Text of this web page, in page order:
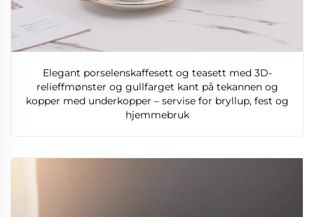
Elegant porselenskaffesett og teasett med 3D-
relieffmønster og gullfarget kant på tekannen og
kopper med underkopper – servise for bryllup, fest og
hjemmebruk